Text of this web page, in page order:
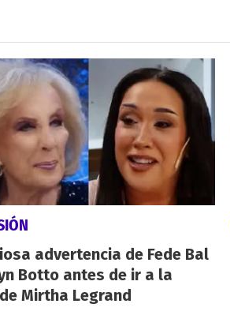
advertencia de Fede Bal
Botto antes de ir a la
Mirtha Legrand